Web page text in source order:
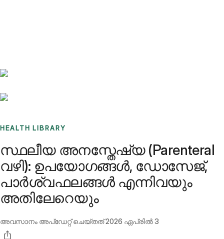
HEALTH LIBRARY
സ്ഥലീയ അനസ്തേഷ്യ (Parenteral
വഴി): ഉപയോഗങ്ങൾ, ഡോസേജ്,
പാർശ്വഫലങ്ങൾ എന്നിവയും
അതിലേറെയും
അവസാനം അപ്ഡേറ്റ് ചെയ്തത്2026 ഏപ്രിൽ 3